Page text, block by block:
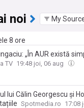
noi My
8 ore
„În AUR există
însă finanţarea
TV 19:48 joi, 06 aug
lui Călin Georgescu și
Spotmedia.ro 17:08